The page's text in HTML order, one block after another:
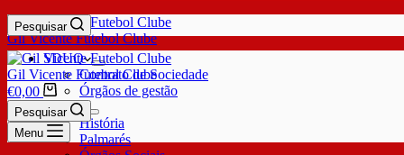
Gil Vicente Futebol Clube
Pesquisar
SDUQ
Contrato de Sociedade
Órgãos de gestão
Clube
História
Palmarés
Gil Vicente Futebol Clube
€0,00
Pesquisar
Menu